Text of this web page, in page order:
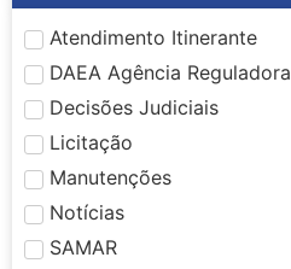
Atendimento Itinerante
DAEA Agência Reguladora
Decisões Judiciais
Licitação
Manutenções
Notícias
SAMAR